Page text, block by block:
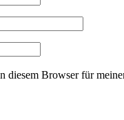
diesem Browser für